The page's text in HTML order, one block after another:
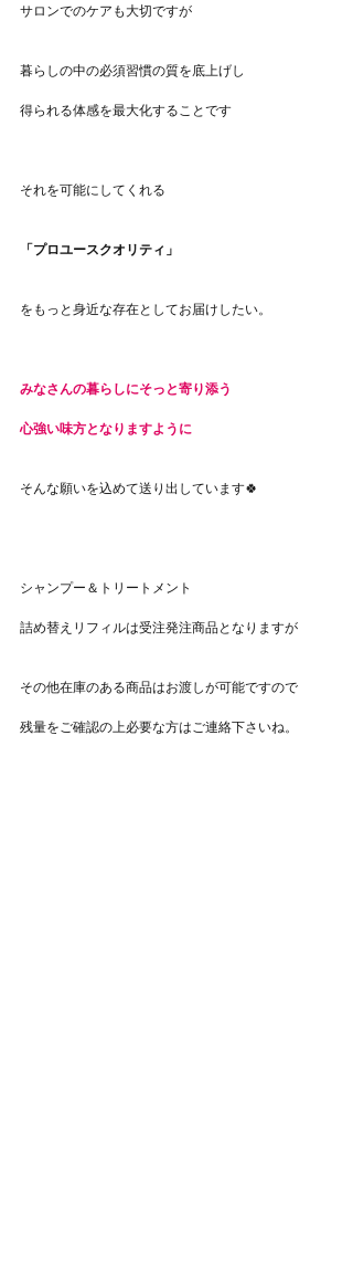
サロンでのケアも大切ですが
暮らしの中の必須習慣の質を底上げし
得られる体感を最大化することです
それを可能にしてくれる
「プロユースクオリティ」
をもっと身近な存在としてお届けしたい。
みなさんの暮らしにそっと寄り添う
心強い味方となりますように
そんな願いを込めて送り出しています🍀
シャンプー＆トリートメント
詰め替えリフィルは受注発注商品となりますが
その他在庫のある商品はお渡しが可能ですので
残量をご確認の上必要な方はご連絡下さいね。